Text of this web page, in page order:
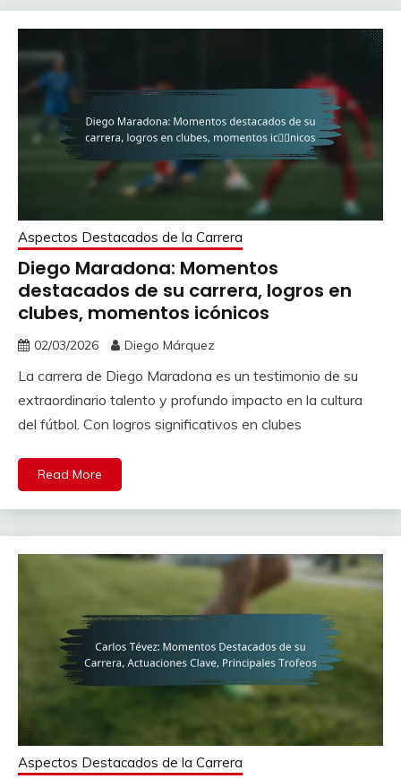
Aspectos Destacados de la Carrera
Diego Maradona: Momentos
destacados de su carrera, logros en
clubes, momentos icónicos
02/03/2026 Diego Márquez
La carrera de Diego Maradona es un testimonio de su
extraordinario talento y profundo impacto en la cultura
del fútbol. Con logros significativos en clubes
Read More
Aspectos Destacados de la Carrera